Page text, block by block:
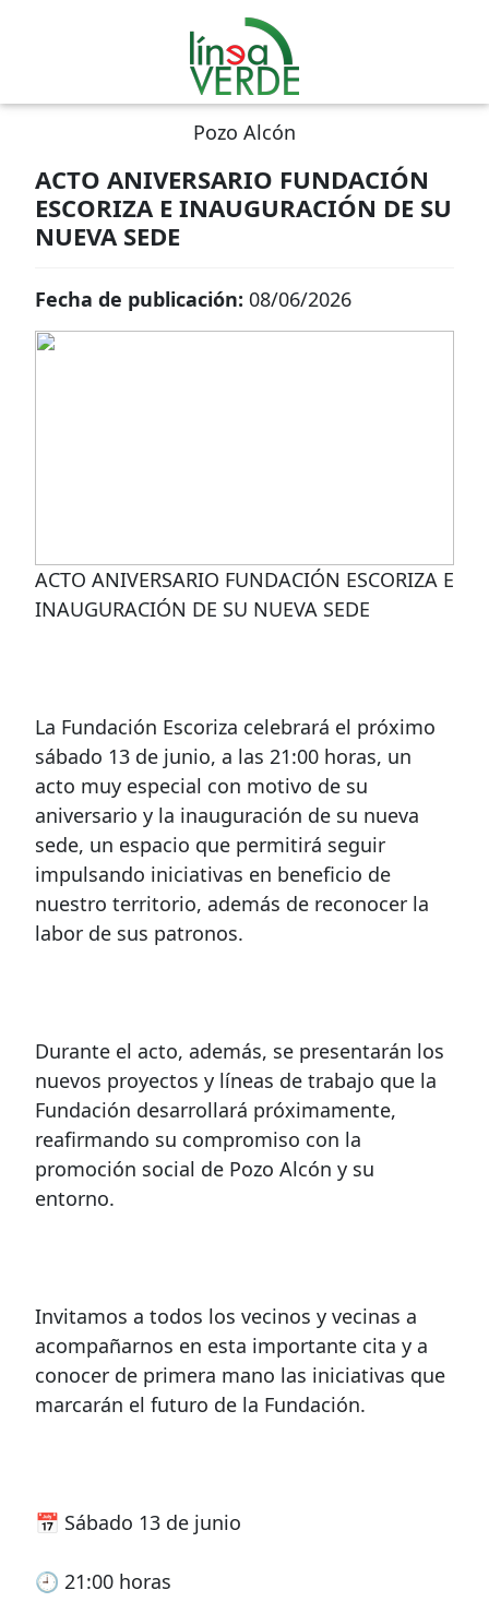
Pozo Alcón
ACTO ANIVERSARIO FUNDACIÓN
ESCORIZA E INAUGURACIÓN DE SU
NUEVA SEDE
Fecha de publicación: 08/06/2026
ACTO ANIVERSARIO FUNDACIÓN ESCORIZA E
INAUGURACIÓN DE SU NUEVA SEDE
La Fundación Escoriza celebrará el próximo
sábado 13 de junio, a las 21:00 horas, un
acto muy especial con motivo de su
aniversario y la inauguración de su nueva
sede, un espacio que permitirá seguir
impulsando iniciativas en beneficio de
nuestro territorio, además de reconocer la
labor de sus patronos.
Durante el acto, además, se presentarán los
nuevos proyectos y líneas de trabajo que la
Fundación desarrollará próximamente,
reafirmando su compromiso con la
promoción social de Pozo Alcón y su
entorno.
Invitamos a todos los vecinos y vecinas a
acompañarnos en esta importante cita y a
conocer de primera mano las iniciativas que
marcarán el futuro de la Fundación.
📅 Sábado 13 de junio
🕘 21:00 horas